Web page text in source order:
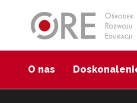
O nas